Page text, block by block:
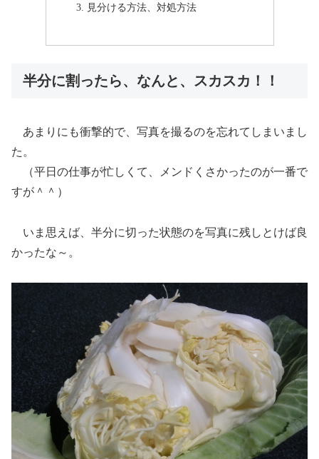
見分ける方法、対処方法
半分に割ったら、なんと、スカスカ！！
あまりにも衝撃的で、写真を撮るのを忘れてしまいまし
た。
（平日の仕事が忙しくて、メンドくさかったのが一番で
すが＾＾）
いま思えば、半分に切った状態のを写真に残しとけば良
かったな～。